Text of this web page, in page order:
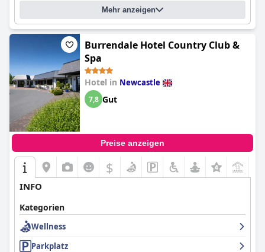
Mehr anzeigen
Burrendale Hotel Country Club &
Spa
Hotel in Newcastle
7,8 Gut
Preise anzeigen
$
INFO
Kategorien
Wellness
Parkplatz